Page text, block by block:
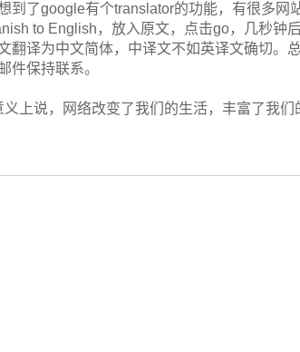
了google有个translator的功能，有很多网
to English，放入原文，点击go，几秒钟
翻译为中文简体，中译文不如英译文确切。
件保持联系。
说，网络改变了我们的生活，丰富了我们